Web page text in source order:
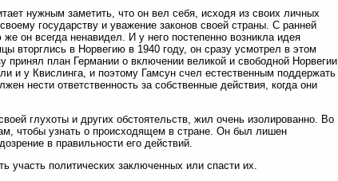
нужным заметить, что он вел себя, исходя из своих личных
государству и уважение законов своей страны. С ранней
он всегда ненавидел. И у него постепенно возникла идея
вторглись в Норвегию в 1940 году, он сразу усмотрел в этом
план Германии о включении великой и свободной Норвегии
и у Квислинга, и поэтому Гамсун счел естественным поддержать
нести ответственность за собственные действия, когда они
глухоты и других обстоятельств, жил очень изолированно. Во
чтобы узнать о происходящем в стране. Он был лишен
в правильности его действий.
участь политических заключенных или спасти их.